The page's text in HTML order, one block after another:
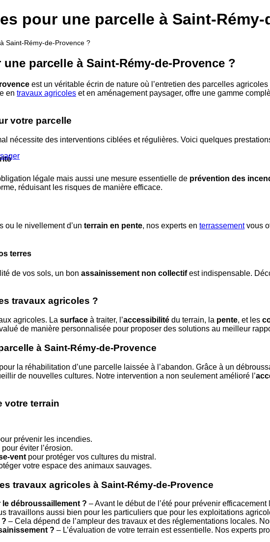
pour une parcelle à Saint-Rémy-
Saint-Rémy-de-Provence ?
parcelle à Saint-Rémy-de-Provence ?
est un véritable écrin de nature où l’entretien des parcelles
en travaux agricoles et en aménagement paysager, offre une gamme
votre parcelle
nécessite des interventions ciblées et régulières. Voici quelques
légale mais aussi une mesure essentielle de prévention des
réduisant les risques de manière efficace.
ou le nivellement d’un terrain en pente, nos experts en terrassementvous
terres
de vos sols, un bon assainissement non collectifest indispensable.
travaux agricoles ?
agricoles. La surface à traiter, l’accessibilité du terrain, la pente, et les
de manière personnalisée pour proposer des solutions au meilleur
à Saint-Rémy-de-Provence
la réhabilitation d’une parcelle laissée à l’abandon. Grâce à un
de nouvelles cultures. Notre intervention a non seulement amélioré l’
votre terrain
prévenir les incendies.
éviter l’érosion.
vent pour protéger vos cultures du mistral.
votre espace des animaux sauvages.
travaux agricoles à Saint-Rémy-de-Provence
débroussaillement ? – Avant le début de l’été pour prévenir efficacement
travaillons aussi bien pour les particuliers que pour les exploitations
? – Cela dépend de l’ampleur des travaux et des réglementations locales.
? – L’évaluation de votre terrain est essentielle. Nos experts